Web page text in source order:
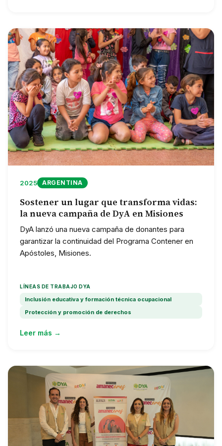
2025 ARGENTINA
Sostener un lugar que transforma vidas:
la nueva campaña de DyA en Misiones
DyA lanzó una nueva campaña de donantes para
garantizar la continuidad del Programa Contener en
Apóstoles, Misiones.
LÍNEAS DE TRABAJO DYA
Inclusión educativa y formación técnica ocupacional
Protección y promoción de derechos
Leer más →